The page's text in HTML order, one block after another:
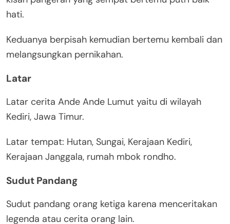
hati.
Keduanya berpisah kemudian bertemu kembali dan
melangsungkan pernikahan.
Latar
Latar cerita Ande Ande Lumut yaitu di wilayah
Kediri, Jawa Timur.
Latar tempat: Hutan, Sungai, Kerajaan Kediri,
Kerajaan Janggala, rumah mbok rondho.
Sudut Pandang
Sudut pandang orang ketiga karena menceritakan
legenda atau cerita orang lain.